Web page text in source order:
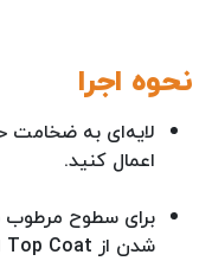
نحوه اجرا
اعمال کنید.
برای سطوح